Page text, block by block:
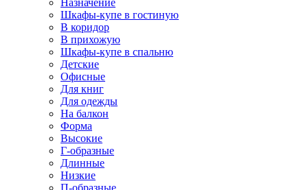
Назначение
Шкафы-купе в гостиную
В коридор
В прихожую
Шкафы-купе в спальню
Детские
Офисные
Для книг
Для одежды
На балкон
Форма
Высокие
Г-образные
Длинные
Низкие
П-образные